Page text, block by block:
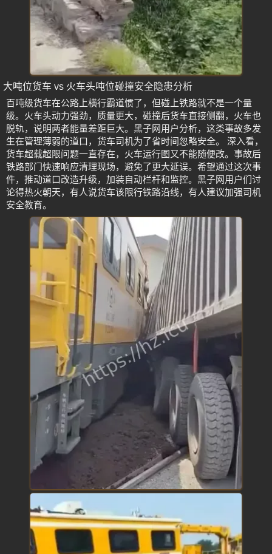
大吨位货车 vs 火车头吨位碰撞安全隐患分析
百吨级货车在公路上横行霸道惯了，但碰上铁路就不是一个量
级。火车头动力强劲，质量更大，碰撞后货车直接侧翻，火车也
脱轨，说明两者能量差距巨大。黑子网用户分析，这类事故多发
生在管理薄弱的道口，货车司机为了省时间忽略安全。 深入看，
货车超载超限问题一直存在，火车运行图又不能随便改。事故后
铁路部门快速响应清理现场，避免了更大延误。希望通过这次事
件，推动道口改造升级，加装自动栏杆和监控。黑子网用户们讨
论得热火朝天，有人说货车该限行铁路沿线，有人建议加强司机
安全教育。